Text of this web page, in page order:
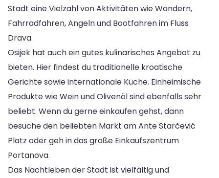
Stadt eine Vielzahl von Aktivitäten wie Wandern,
Fahrradfahren, Angeln und Bootfahren im Fluss
Drava.
Osijek hat auch ein gutes kulinarisches Angebot zu
bieten. Hier findest du traditionelle kroatische
Gerichte sowie internationale Küche. Einheimische
Produkte wie Wein und Olivenöl sind ebenfalls sehr
beliebt. Wenn du gerne einkaufen gehst, dann
besuche den beliebten Markt am Ante Starčević
Platz oder geh in das große Einkaufszentrum
Portanova.
Das Nachtleben der Stadt ist vielfältig und